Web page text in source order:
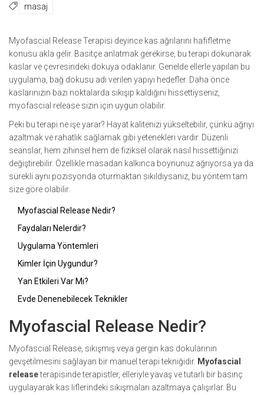
masaj
Myofascial Release Terapisi deyince kas ağrılarını hafifletme
konusu akla gelir. Basitçe anlatmak gerekirse, bu terapi dokunarak
kaslar ve çevresindeki dokuya odaklanır. Genelde ellerle yapılan bu
uygulama, bağ dokusu adı verilen yapıyı hedefler. Daha önce
kaslarınızın bazı noktalarda sıkışıp kaldığını hissettiyseniz,
myofascial release sizin için uygun olabilir.
Peki bu terapi ne işe yarar? Hayat kalitenizi yükseltebilir, çünkü ağrıyı
azaltmak ve rahatlık sağlamak gibi yetenekleri vardır. Düzenli
seanslar, hem zihinsel hem de fiziksel olarak nasıl hissettiğinizi
değiştirebilir. Özellikle masadan kalkınca boynunuz ağrıyorsa ya da
sürekli aynı pozisyonda oturmaktan sıkıldıysanız, bu yöntem tam
size göre olabilir.
Myofascial Release Nedir?
Faydaları Nelerdir?
Uygulama Yöntemleri
Kimler İçin Uygundur?
Yan Etkileri Var Mı?
Evde Denenebilecek Teknikler
Myofascial Release Nedir?
Myofascial Release, sıkışmış veya gergin kas dokularının
gevşetilmesini sağlayan bir manuel terapi tekniğidir. Myofascial
releaseterapisinde terapistler, elleriyle yavaş ve tutarlı bir basınç
uygulayarak kas liflerindeki sıkışmaları azaltmaya çalışırlar. Bu